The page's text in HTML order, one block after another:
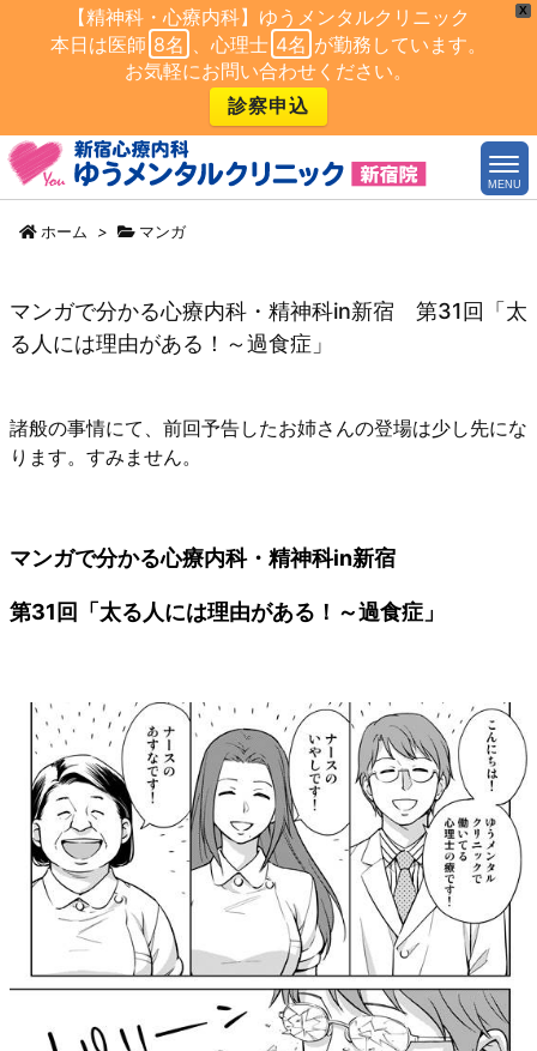
X
【精神科・心療内科】ゆうメンタルクリニック
本日は医師 8名 、心理士 4名 が勤務しています。
お気軽にお問い合わせください。
診察申込
MENU
ホーム > マンガ
マンガで分かる心療内科・精神科in新宿 第31回「太
る人には理由がある！～過食症」
諸般の事情にて、前回予告したお姉さんの登場は少し先にな
ります。すみません。
マンガで分かる心療内科・精神科in新宿
第31回「太る人には理由がある！～過食症」